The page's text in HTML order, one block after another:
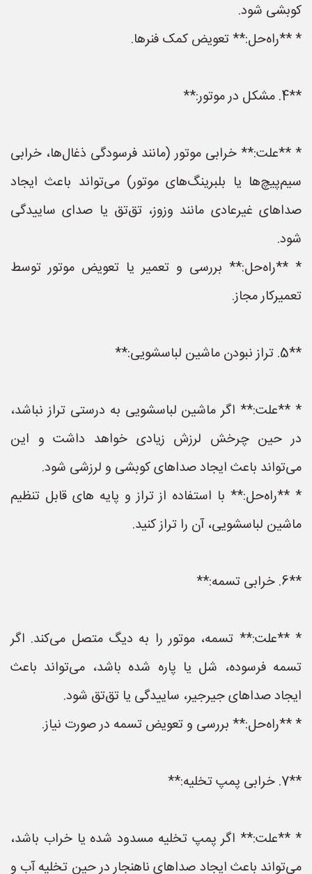
کوبشی شود.
* **راه‌حل:** تعویض کمک فنرها.
**4. مشکل در موتور:**
* **علت:** خرابی موتور (مانند فرسودگی ذغال‌ها، خرابی
سیم‌پیچ‌ها یا بلبرینگ‌های موتور) می‌تواند باعث ایجاد
صداهای غیرعادی مانند وزوز، تق‌تق یا صدای ساییدگی
شود.
* **راه‌حل:** بررسی و تعمیر یا تعویض موتور توسط
تعمیرکار مجاز.
**5. تراز نبودن ماشین لباسشویی:**
* **علت:** اگر ماشین لباسشویی به درستی تراز نباشد،
در حین چرخش لرزش زیادی خواهد داشت و این
می‌تواند باعث ایجاد صداهای کوبشی و لرزشی شود.
* **راه‌حل:** با استفاده از تراز و پایه های قابل تنظیم
ماشین لباسشویی، آن را تراز کنید.
**6. خرابی تسمه:**
* **علت:** تسمه، موتور را به دیگ متصل می‌کند. اگر
تسمه فرسوده، شل یا پاره شده باشد، می‌تواند باعث
ایجاد صداهای جیرجیر، ساییدگی یا تق‌تق شود.
* **راه‌حل:** بررسی و تعویض تسمه در صورت نیاز.
**7. خرابی پمپ تخلیه:**
* **علت:** اگر پمپ تخلیه مسدود شده یا خراب باشد،
می‌تواند باعث ایجاد صداهای ناهنجار در حین تخلیه آب و